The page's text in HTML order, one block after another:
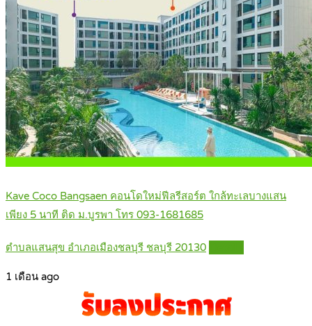
Kave Coco Bangsaen คอนโดใหม่ฟีลรีสอร์ต ใกล้ทะเลบางแสน
เพียง 5 นาที ติด ม.บูรพา โทร 093-1681685
ตำบลแสนสุข อำเภอเมืองชลบุรี ชลบุรี 20130
1 เดือน ago